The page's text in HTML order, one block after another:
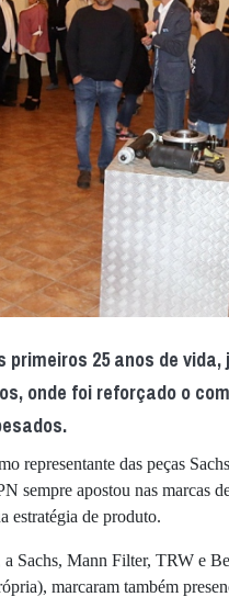
primeiros 25 anos de
onde foi reforçado o
representante das peças
sempre apostou nas marcas
estratégia de produto.
Sachs, Mann Filter, TRW e
marcaram também